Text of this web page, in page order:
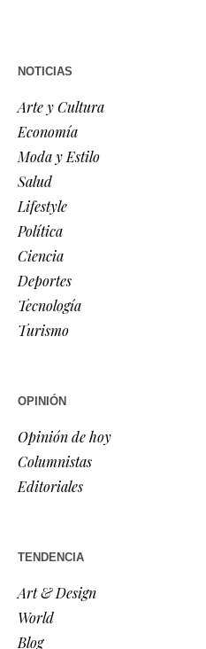
NOTICIAS
Arte y Cultura
Economía
Moda y Estilo
Salud
Lifestyle
Política
Ciencia
Deportes
Tecnología
Turismo
OPINIÓN
Opinión de hoy
Columnistas
Editoriales
TENDENCIA
Art & Design
World
Blog